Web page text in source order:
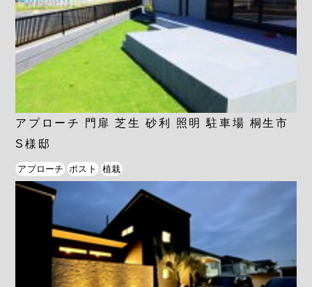
アプローチ 門扉 芝生 砂利 照明 駐車場 桐生市
S様邸
アプローチ ポスト 植栽